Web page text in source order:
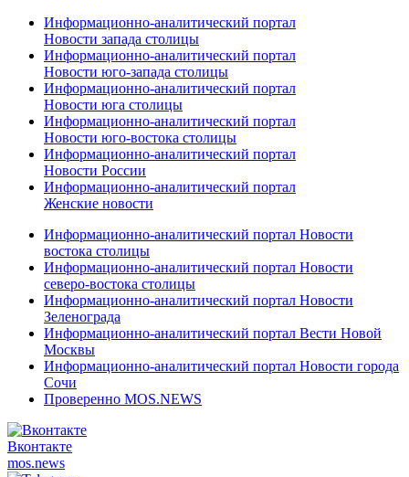
Информационно-аналитический портал
Новости запада столицы
Информационно-аналитический портал
Новости юго-запада столицы
Информационно-аналитический портал
Новости юга столицы
Информационно-аналитический портал
Новости юго-востока столицы
Информационно-аналитический портал
Новости России
Информационно-аналитический портал
Женские новости
Информационно-аналитический портал Новости
востока столицы
Информационно-аналитический портал Новости
северо-востока столицы
Информационно-аналитический портал Новости
Зеленограда
Информационно-аналитический портал Вести Новой
Москвы
Информационно-аналитический портал Новости города
Сочи
Проверенно MOS.NEWS
Вконтакте
mos.news